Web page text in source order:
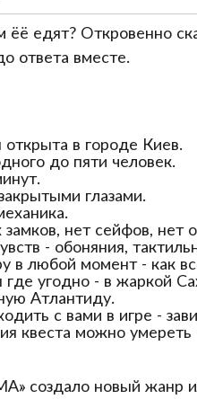
ёё едят? Откровенно
ответа вместе.
в городе Киев.
до пяти человек.
глазами.
нет сейфов, нет
- обоняния,
в любой момент - как
где угодно - в жаркой
Атлантиду.
с вами в игре -
квеста можно умереть
создало новый жанр